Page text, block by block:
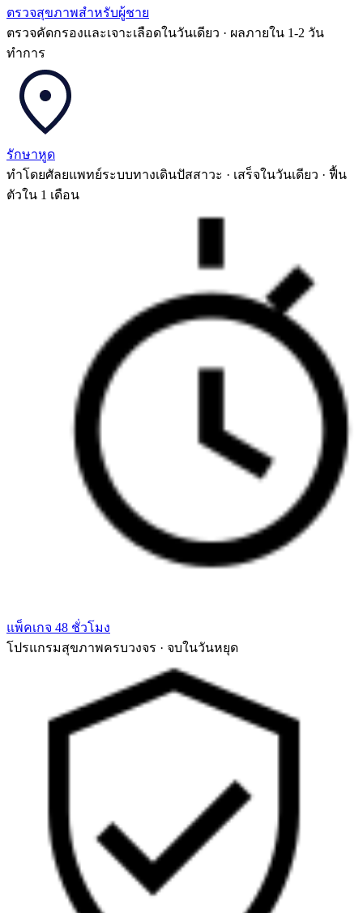
ตรวจสุขภาพสำหรับผู้ชาย
ตรวจคัดกรองและเจาะเลือดในวันเดียว · ผลภายใน 1-2 วัน
ทำการ
รักษาหูด
ทำโดยศัลยแพทย์ระบบทางเดินปัสสาวะ · เสร็จในวันเดียว · ฟื้น
ตัวใน 1 เดือน
แพ็คเกจ 48 ชั่วโมง
โปรแกรมสุขภาพครบวงจร · จบในวันหยุด